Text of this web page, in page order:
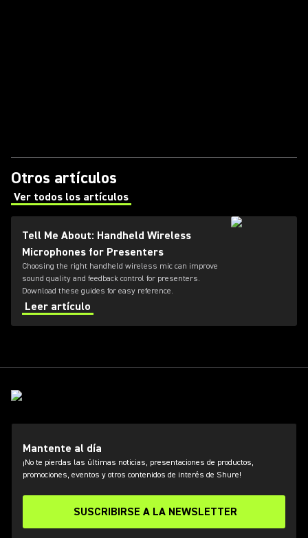
Otros artículos
Ver todos los artículos
(Opens in a new tab)
Tell Me About: Handheld Wireless
Microphones for Presenters
Choosing the right handheld wireless mic can improve
sound quality and feedback control for presenters.
Download these guides for easy reference.
Leer artículo
Mantente al día
¡No te pierdas las últimas noticias, presentaciones de productos,
promociones, eventos y otros contenidos de interés de Shure!
SUSCRIBIRSE A LA NEWSLETTER